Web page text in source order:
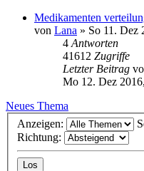
Medikamenten
von Lana » So 11. Dez
4 Antworten
41612 Zugriffe
Letzter Beitrag
Mo 12. Dez
Neues Thema
Anzeigen:
Richtung: